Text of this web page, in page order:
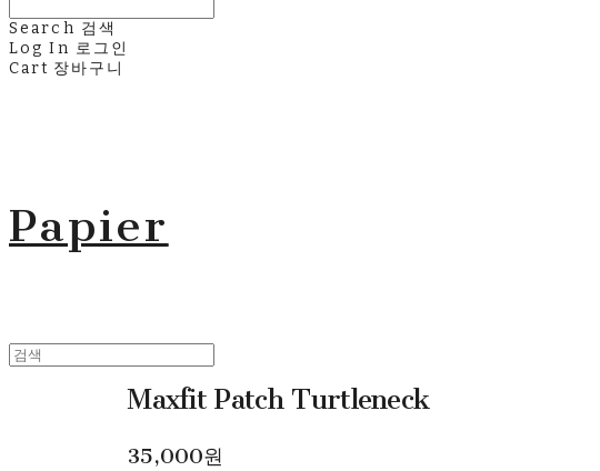
Search 검색
Log In 로그인
Cart 장바구니
Papier
Maxfit Patch Turtleneck
35,000원